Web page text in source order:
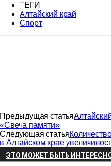
ТЕГИ
Алтайский край
Спорт
Предыдущая статья
«Свеча памяти»
Следующая статья
в Алтайском крае
ЭТО МОЖЕТ БЫТЬ